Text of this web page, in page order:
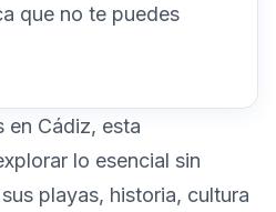
que no te puedes
en Cádiz, esta
lo esencial sin
playas, historia, cultura